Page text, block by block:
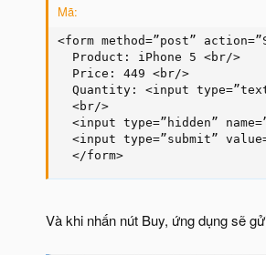
Mã:
<form method=”post”
  Product: iPhone 5 <br/>
  Price: 449 <br/>
Quantity: <input
  <br/>
<input type=”hidden”
<input type=”submit”
  </form>
Và khi nhấn nút Buy, ứng dụng sẽ